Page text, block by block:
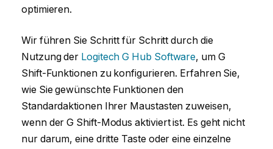
optimieren.
Wir führen Sie Schritt für Schritt durch die
Nutzung der Logitech G Hub Software, um G
Shift-Funktionen zu konfigurieren. Erfahren Sie,
wie Sie gewünschte Funktionen den
Standardaktionen Ihrer Maustasten zuweisen,
wenn der G Shift-Modus aktiviert ist. Es geht nicht
nur darum, eine dritte Taste oder eine einzelne